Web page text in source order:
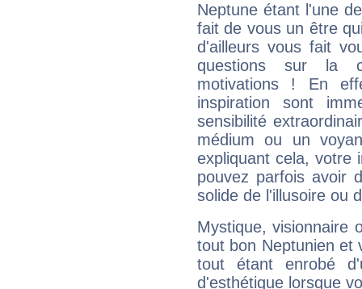
Neptune étant l'une
fait de vous un être
d'ailleurs vous fait
questions sur la
motivations ! En
inspiration sont
sensibilité
médium ou un
expliquant cela, votre
pouvez parfois avoir
solide de l'illusoire ou
Mystique, visionnaire
tout bon Neptunien et
tout étant enrobé
d'esthétique lorsque